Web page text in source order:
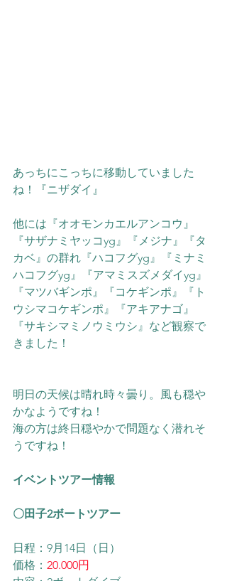
あっちにこっちに移動していました
ね！『ニザダイ』
他には『オオモンカエルアンコウ』
『サザナミヤッコyg』『メジナ』『タ
カベ』の群れ『ハコフグyg』
『ミナミ
ハコフグyg』『アマミスズメダイyg』
『マツバギンポ』『コケギンポ』
『ト
ウシマコケギンポ』『アキアナゴ』
『サキシマミノウミウシ』 など観察で
きました！
明日の天候は晴れ時々曇り。風も穏や
かなようですね！
海の方は終日穏やかで問題なく潜れそ
うですね！
イベントツアー情報
〇田子2ボートツアー
日程：9月14日（日）
価格： 20.000円